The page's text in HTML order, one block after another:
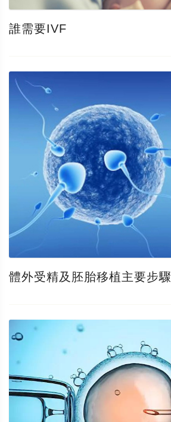
誰需要IVF
體外受精及胚胎移植主要步驟